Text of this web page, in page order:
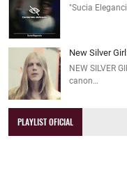
"Sucia
New Silver
NEW SILVER
canon…
PLAYLIST OFICIAL